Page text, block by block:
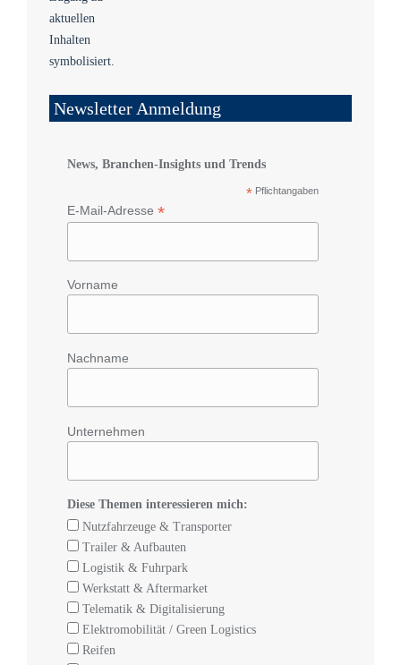
Newsletter Anmeldung
News, Branchen-Insights und Trends
* Pflichtangaben
E-Mail-Adresse *
Vorname
Nachname
Unternehmen
Diese Themen interessieren mich:
Nutzfahrzeuge & Transporter
Trailer & Aufbauten
Logistik & Fuhrpark
Werkstatt & Aftermarket
Telematik & Digitalisierung
Elektromobilität / Green Logistics
Reifen